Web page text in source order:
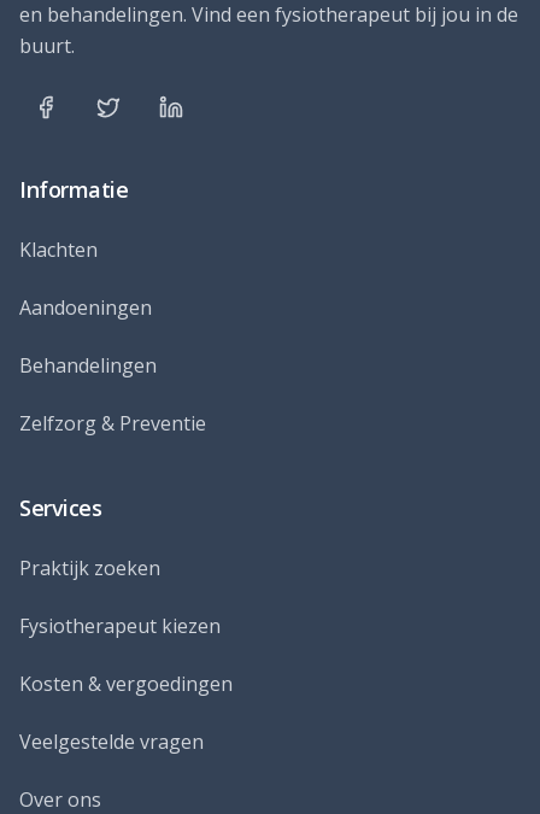
en behandelingen. Vind een fysiotherapeut bij jou in de
buurt.
Informatie
Klachten
Aandoeningen
Behandelingen
Zelfzorg & Preventie
Services
Praktijk zoeken
Fysiotherapeut kiezen
Kosten & vergoedingen
Veelgestelde vragen
Over ons